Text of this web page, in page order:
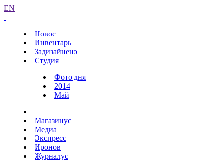
EN
Новое
Инвентарь
Задизайнено
Студия
Фото дня
2014
Май
Магазинус
Медиа
Экспресс
Иронов
Журналус